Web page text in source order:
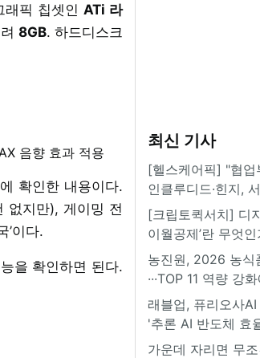
래픽 칩셋인ATi 라
8GB. 하드디스크
음향 효과 적용
확인한 내용이다.
없지만), 게이밍 전
’이다.
을 확인하면 된다.
최신 기사
[헬스케어픽] "협업
인클루디드·힌지,
[크립토퀵서치] 디
이월공제’란 무엇
농진원, 2026 농식
···TOP 11 역량 강
래블업, 퓨리오사AI
'추론 AI 반도체 효
가운데 자리면 무